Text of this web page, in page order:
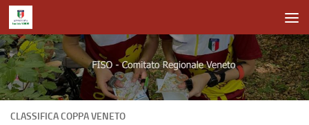
Salta al contenuto
CLASSIFICA COPPA VENETO